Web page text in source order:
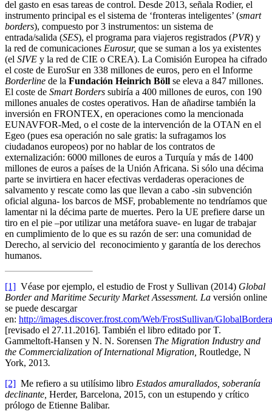
del gasto en esas tareas de control. Desde 2013, señala Rodier, el
instrumento principal es el sistema de ‘fronteras inteligentes’ (smart
borders), compuesto por 3 instrumentos: un sistema de
entrada/salida (SES), el programa para viajeros registrados (PVR) y
la red de comunicaciones Eurosur, que se suman a los ya existentes
(el SIVE y la red de CIE o CREA). La Comisión Europea ha cifrado
el coste de EuroSur en 338 millones de euros, pero en el Informe
Borderline de la Fundación Heinrich Böll se eleva a 847 millones.
El coste de Smart Borders subiría a 400 millones de euros, con 190
millones anuales de costes operativos. Han de añadirse también la
inversión en FRONTEX, en operaciones como la mencionada
EUNAVFOR-Med, o el coste de la intervención de la OTAN en el
Egeo (pues esa operación no sale gratis: la sufragamos los
ciudadanos europeos) por no hablar de los contratos de
externalización: 6000 millones de euros a Turquía y más de 1400
millones de euros a países de la Unión Africana. Si sólo una décima
parte se invirtiera en hacer efectivas verdaderas operaciones de
salvamento y rescate como las que llevan a cabo -sin subvención
oficial alguna- los barcos de MSF, probablemente no tendríamos que
lamentar ni la décima parte de muertes. Pero la UE prefiere darse un
tiro en el pie –por utilizar una metáfora suave- en lugar de trabajar
en cumplimiento de lo que es su razón de ser: una comunidad de
Derecho, al servicio del reconocimiento y garantía de los derechos
humanos.
[1] Véase por ejemplo, el estudio de Frost y Sullivan (2014) Global
Border and Maritime Security Market Assessment. La versión online
se puede descargar
en: http://images.discover.frost.com/Web/FrostSullivan/
[revisado el 27.11.2016]. También el libro editado por T.
Gammeltoft-Hansen y N. N. Sorensen The Migration Industry and
the Commercialization of International Migration, Routledge, N
York, 2013.
[2] Me refiero a su utilísimo libro Estados amurallados, soberanía
declinante, Herder, Barcelona, 2015, con un estupendo y crítico
prólogo de Etienne Balibar.